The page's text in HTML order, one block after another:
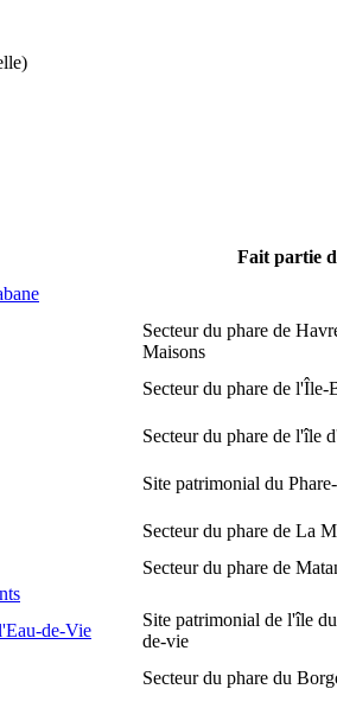
Fait partie
Secteur du phare de
Maisons
Secteur du phare de l'Île-
Secteur du phare de l'île
Site patrimonial du
Secteur du phare de La
Secteur du phare de
de-Vie
Site patrimonial de l'île
de-vie
Secteur du phare du